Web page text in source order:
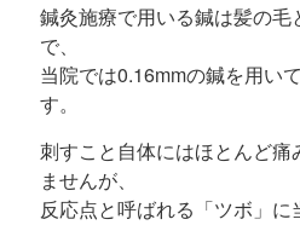
鍼灸施療で用いる鍼は髪の毛
で、
当院では0.16mmの鍼を用い
す。
刺すこと自体にはほとんど痛
ませんが、
反応点と呼ばれる「ツボ」に